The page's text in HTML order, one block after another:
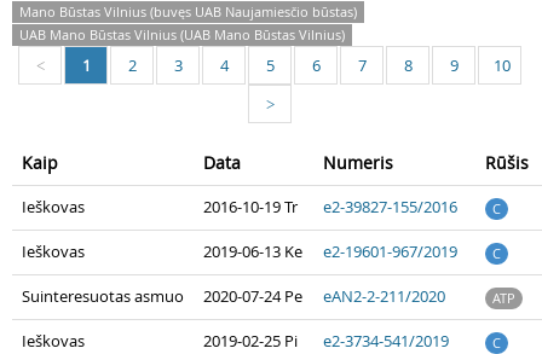
Mano Būstas Vilnius (buvęs UAB Naujamiesčio būstas)
UAB Mano Būstas Vilnius (UAB Mano Būstas Vilnius)
< 1 2 3 4 5 6 7 8 9 10
>
Kaip Data Numeris Rūšis
Ieškovas 2016-10-19 Tr e2-39827-155/2016 C
Ieškovas 2019-06-13 Ke e2-19601-967/2019 C
Suinteresuotas asmuo 2020-07-24 Pe eAN2-2-211/2020 ATP
Ieškovas 2019-02-25 Pi e2-3734-541/2019 C